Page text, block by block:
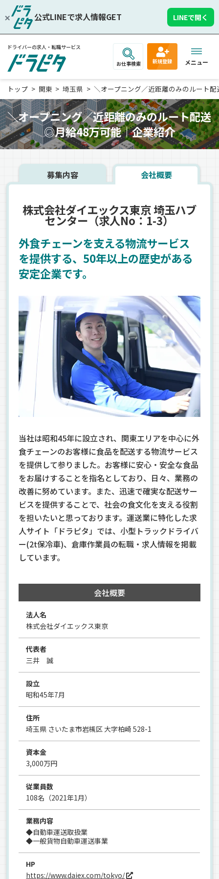
公式LINEで求人情報GET LINEで開く
ドライバーの求人・転職サービス
お仕事検索 新規登録 メニュー
トップ 関東 埼玉県 ＼オープニング／近距離のみのルート
＼オープニング／近距離のみのルート配送
◎月給48万可能｜企業紹介
募集内容 会社概要
株式会社ダイエックス東京 埼玉ハブ
センター（求人No：1-3）
外食チェーンを支える物流サービス
を提供する、50年以上の歴史がある
安定企業です。
当社は昭和45年に設立され、関東エリアを中心に外
食チェーンのお客様に食品を配送する物流サービス
を提供して参りました。お客様に安心・安全な食品
をお届けすることを指名としており、日々、業務の
改善に努めています。また、迅速で確実な配送サー
ビスを提供することで、社会の食文化を支える役割
を担いたいと思っております。運送業に特化した求
人サイト「ドラピタ」では、小型トラックドライバ
ー(2t保冷車)、倉庫作業員の転職・求人情報を掲載
しています。
会社概要
法人名
株式会社ダイエックス東京
代表者
三井 誠
設立
昭和45年7月
住所
埼玉県 さいたま市岩槻区 大字柏崎 528-1
資本金
3,000万円
従業員数
108名（2021年1月）
業務内容
◆自動車運送取扱業
◆一般貨物自動車運送事業
HP
https://www.daiex.com/tokyo/